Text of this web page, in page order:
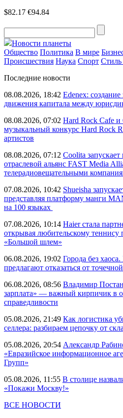
$82.17 €94.84
Новости планеты
Общество Политика В мире
Происшествия Наука Спорт
Последние новости
08.08.2026, 18:42 Edenex:
движения капитала между
08.08.2026, 07:02 Hard Rock Cafe и
музыкальный конкурс Hard Rock
артистов
08.08.2026, 07:12 Coolita
отраслевой альянс FAST Media
телерадиовещательными
07.08.2026, 10:42 Shueisha
представляя платформу манги
на 100 языках
07.08.2026, 10:14 Haier стала
открывая любительскому теннису
«Большой шлем»
06.08.2026, 19:02 Города без
предлагают отказаться от
06.08.2026, 08:56 Владимир
зарплата» — важный кирпичик в
справедливости
05.08.2026, 21:49 Как логистика
селлера: разбираем цепочку от
05.08.2026, 20:54 Александр
«Евразийское информационное
Групп»
05.08.2026, 11:55 В столице
«Покажи Москву!»
ВСЕ НОВОСТИ